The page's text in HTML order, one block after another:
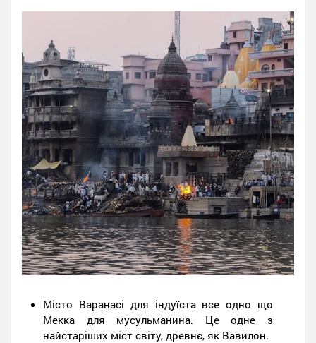
Місто Варанасі для індуїста все одно що
Мекка для мусульманина. Це одне з
найстаріших міст світу, древнє, як Вавилон.